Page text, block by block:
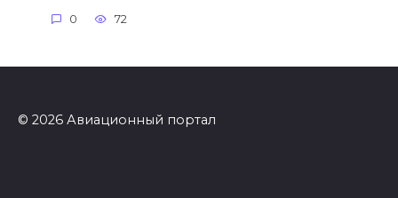
0 72
© 2026 Авиационный портал